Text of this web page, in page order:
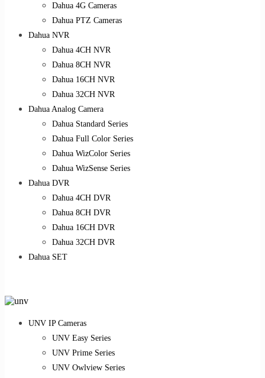
Dahua 4G Cameras
Dahua PTZ Cameras
Dahua NVR
Dahua 4CH NVR
Dahua 8CH NVR
Dahua 16CH NVR
Dahua 32CH NVR
Dahua Analog Camera
Dahua Standard Series
Dahua Full Color Series
Dahua WizColor Series
Dahua WizSense Series
Dahua DVR
Dahua 4CH DVR
Dahua 8CH DVR
Dahua 16CH DVR
Dahua 32CH DVR
Dahua SET
UNV IP Cameras
UNV Easy Series
UNV Prime Series
UNV Owlview Series